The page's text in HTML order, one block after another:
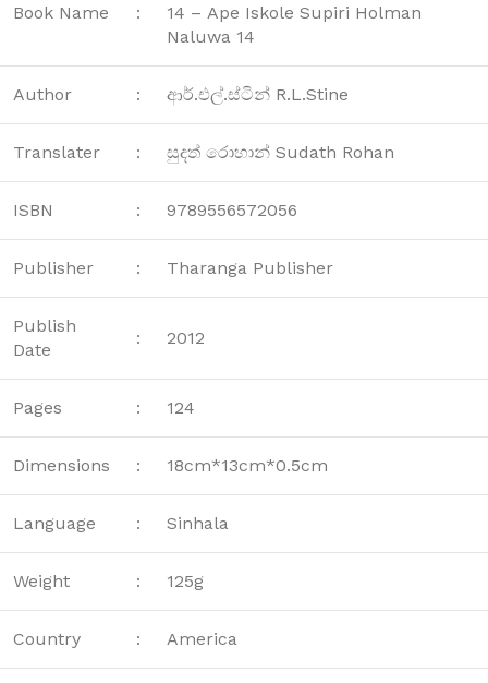
Book Name :
14 – Ape Iskole Supiri Holman
Naluwa 14
Author : ආර්.එල්.ස්ටින් R.L.Stine
Translater : සුදත් රොහාන් Sudath Rohan
ISBN : 9789556572056
Publisher : Tharanga Publisher
Publish
Date
: 2012
Pages : 124
Dimensions : 18cm*13cm*0.5cm
Language : Sinhala
Weight : 125g
Country : America